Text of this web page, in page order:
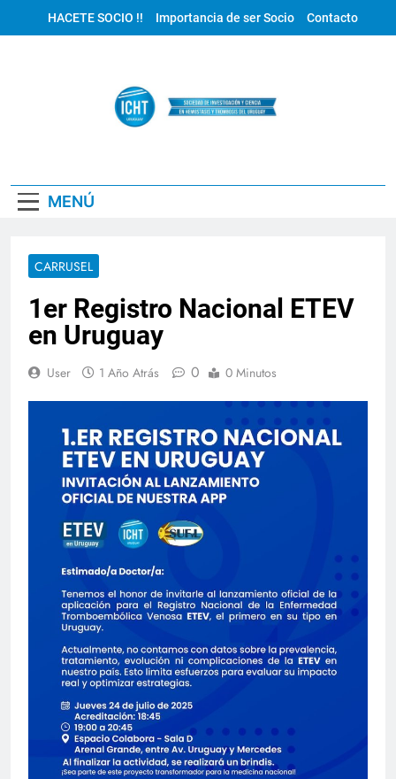
HACETE SOCIO !! Importancia de ser Socio Contacto
MENÚ
CARRUSEL
1er Registro Nacional ETEV
en Uruguay
User 1 Año Atrás 0 0 Minutos